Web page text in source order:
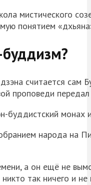
мистического
понятием
считается
проповеди
буддистский
народа на
а он ещё не
так ничего и не